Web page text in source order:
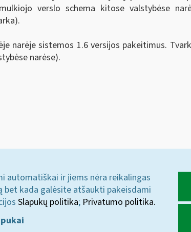
verslo schema kitose valstybėse
narėje sistemos 1.6 versijos pakeitimus.
narėse).
automatiškai ir jiems nėra reikalingas
bet kada galėsite atšaukti pakeisdami
Slapukų politika; Privatumo politika.